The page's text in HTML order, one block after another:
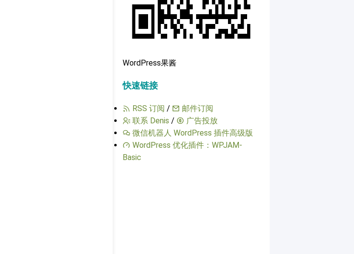
WordPress果酱
快速链接
RSS 订阅 /
邮件订阅
联系 Denis /
广告投放
微信机器人 WordPress 插件高级版
WordPress 优化插件：WPJAM-
Basic